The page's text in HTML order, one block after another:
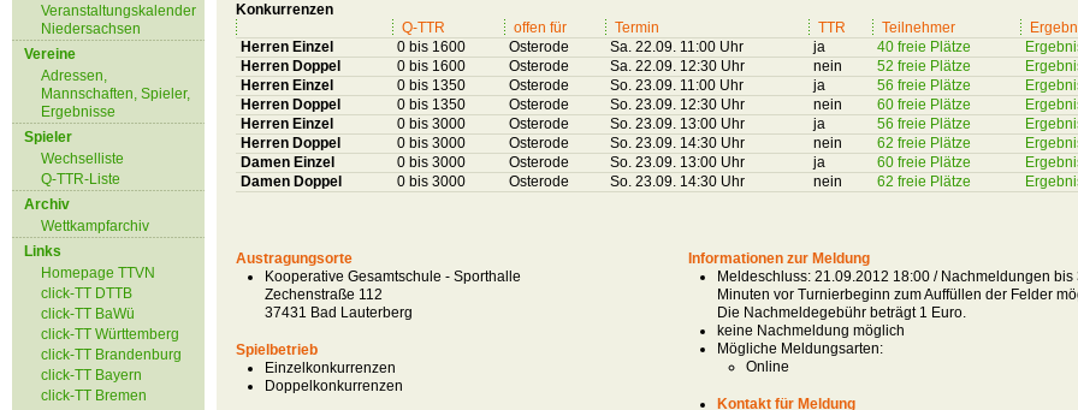
Veranstaltungskalender
Niedersachsen
Vereine
Adressen,
Mannschaften, Spieler,
Ergebnisse
Spieler
Wechselliste
Q-TTR-Liste
Archiv
Wettkampfarchiv
Links
Homepage TTVN
click-TT DTTB
click-TT BaWü
click-TT Württemberg
click-TT Brandenburg
click-TT Bayern
click-TT Bremen
Konkurrenzen
Q-TTR
offen für Termin TTR Teilnehmer
Herren Einzel
0 bis 1600 Osterode Sa. 22.09. 11:00 Uhr ja 40 freie Plätze
Herren Doppel
0 bis 1600 Osterode Sa. 22.09. 12:30 Uhr nein 52 freie Plätze
Herren Einzel
0 bis 1350 Osterode So. 23.09. 11:00 Uhr ja 56 freie Plätze
Herren Doppel
0 bis 1350 Osterode So. 23.09. 12:30 Uhr nein 60 freie Plätze
Herren Einzel
0 bis 3000 Osterode So. 23.09. 13:00 Uhr ja 56 freie Plätze
Herren Doppel
0 bis 3000 Osterode So. 23.09. 14:30 Uhr nein 62 freie Plätze
Damen Einzel
0 bis 3000 Osterode So. 23.09. 13:00 Uhr ja 60 freie Plätze
Damen Doppel
0 bis 3000 Osterode So. 23.09. 14:30 Uhr nein 62 freie Plätze
Austragungsorte
Kooperative Gesamtschule - Sporthalle
Zechenstraße 112
37431 Bad Lauterberg
Spielbetrieb
Einzelkonkurrenzen
Doppelkonkurrenzen
Informationen zur Meldung
Meldeschluss: 21.09.2012 18:00 / Nachmeldungen bis
Minuten vor Turnierbeginn zum Auffüllen der Felder
Die Nachmeldegebühr beträgt 1 Euro.
keine Nachmeldung möglich
Mögliche Meldungsarten:
Online
Kontakt für Meldung